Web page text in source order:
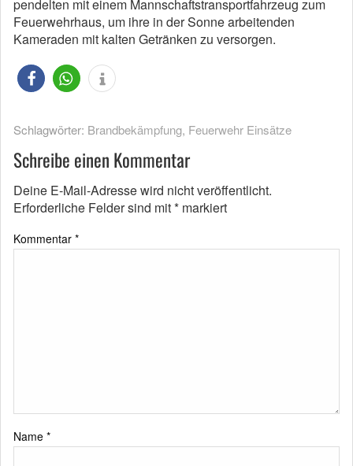
pendelten mit einem Mannschaftstransportfahrzeug zum
Feuerwehrhaus, um ihre in der Sonne arbeitenden
Kameraden mit kalten Getränken zu versorgen.
Schlagwörter: Brandbekämpfung, Feuerwehr Einsätze
Schreibe einen Kommentar
Deine E-Mail-Adresse wird nicht veröffentlicht.
Erforderliche Felder sind mit* markiert
Kommentar *
Name *